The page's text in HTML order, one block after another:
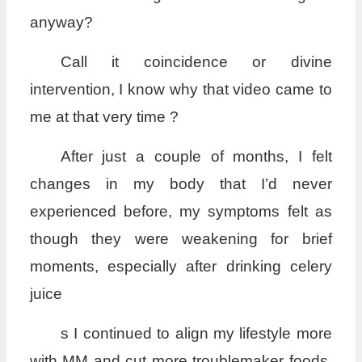
anyway?
Call it coincidence or divine
intervention, I know why that video came to
me at that very time ?
After just a couple of months, I felt
changes in my body that I’d never
experienced before, my symptoms felt as
though they were weakening for brief
moments, especially after drinking celery
juice
s I continued to align my lifestyle more